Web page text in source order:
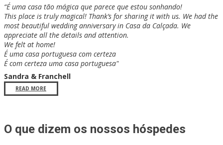
“​ É uma casa tão mágica que parece que estou sonhando!
This place is truly magical! Thank’s for sharing it with us. We had the
most beautiful wedding anniversary in Casa da Calçada. We
appreciate all the details and attention.
We felt at home!
É uma casa portuguesa com certeza
É com certeza uma casa portuguesa"
Sandra & Franchell
READ MORE
O que dizem os nossos hóspedes